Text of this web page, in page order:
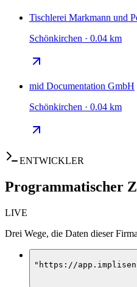
Tischlerei Markmann und
Schönkirchen · 0.04 km
mid Documentation GmbH
Schönkirchen · 0.04 km
ENTWICKLER
Programmatischer
LIVE
Drei Wege, die Daten dieser
"https://